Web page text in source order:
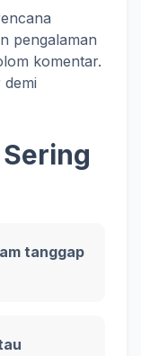
pengalaman
komentar.
tanggap